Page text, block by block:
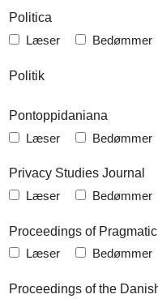
Politica
Læser Bedømmer
Politik
Pontoppidaniana
Læser Bedømmer
Privacy Studies Journal
Læser Bedømmer
Proceedings of
Læser Bedømmer
Proceedings of the